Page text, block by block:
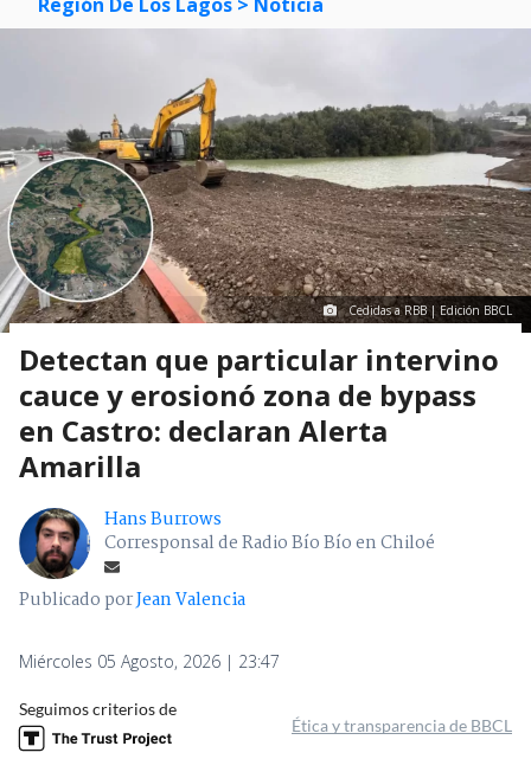
Cedidas a RBB | Edición BBCL
Detectan que particular intervino
cauce y erosionó zona de bypass
en Castro: declaran Alerta
Amarilla
Hans Burrows
Corresponsal de Radio Bío Bío en Chiloé
Publicado porJean Valencia
Miércoles 05 Agosto, 2026 | 23:47
Seguimos criterios de
Ética y transparencia de BBCL